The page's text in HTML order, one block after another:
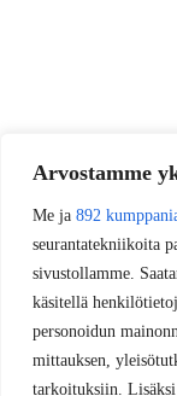
Arvostamme
Me ja 892
seurantatekniikoita
sivustollamme.
käsitellä
personoidun
mittauksen,
tarkoituksiin. Lisäksi